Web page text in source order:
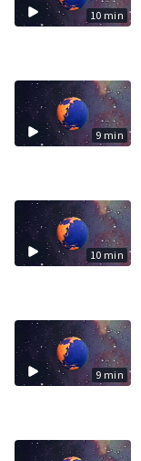
10 min
9 min
10 min
9 min